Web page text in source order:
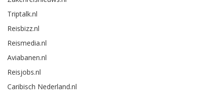
Triptalk.nl
Reisbizz.nl
Reismedia.nl
Aviabanen.nl
Reisjobs.nl
Caribisch Nederland.nl